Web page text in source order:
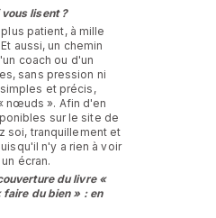
lisent ?
patient, à mille
aussi, un chemin
coach ou d'un
sans pression ni
et précis,
nœuds ». Afin d'en
sur le site de
soi, tranquillement et
n'y a rien à voir
écran.
du livre «
du bien » : en